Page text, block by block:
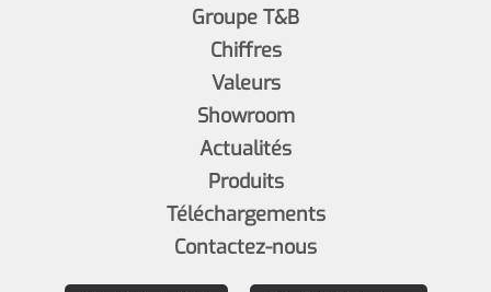
Groupe T&B
Chiffres
Valeurs
Showroom
Actualités
Produits
Téléchargements
Contactez-nous